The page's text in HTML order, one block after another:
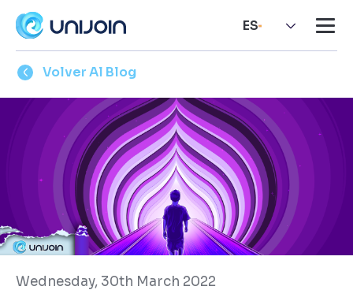
Volver Al Blog
Wednesday, 30th March 2022
ES